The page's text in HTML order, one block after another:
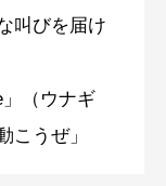
叫びを届け
（ウナギ
こうぜ」